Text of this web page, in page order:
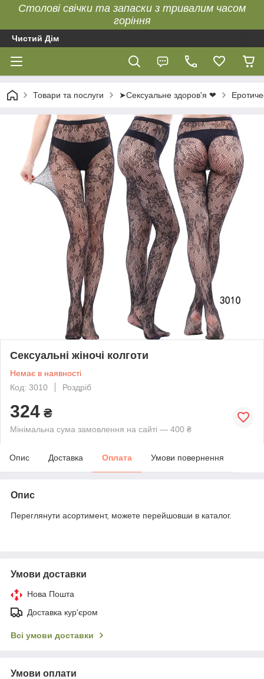
Столові свічки та запаски з тривалим часом
горіння
Чистий Дім
Товари та послуги ➤Сексуальне здоров'я ❤
Сексуальні жіночі колготи
Немає в наявності
Код: 3010
Роздріб
324 ₴
Мінімальна сума замовлення на сайті — 400 ₴
Опис Доставка Оплата Умови повернення
Опис
Переглянути асортимент, можете перейшовши в каталог.
Умови доставки
Нова Пошта
Доставка кур'єром
Всі умови доставки
Умови оплати